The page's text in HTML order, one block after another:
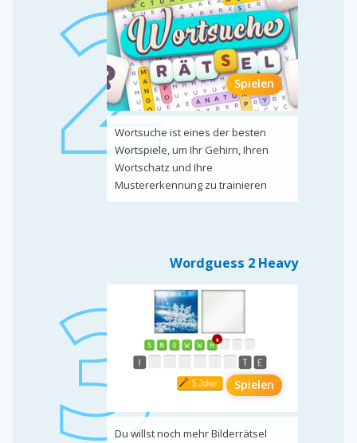
Spielen
Wortsuche ist eines der besten
Wortspiele, um Ihr Gehirn, Ihren
Wortschatz und Ihre
Mustererkennung zu trainieren
Wordguess 2 Heavy
Spielen
Du willst noch mehr Bilderrätsel